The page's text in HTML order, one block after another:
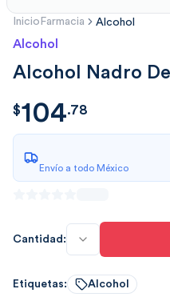
Inicio Farmacia Alcohol
Alcohol
Alcohol Nadro
$ 104.7849
$104.78
Envío a todo México
Cantidad:
Etiquetas: Alcohol